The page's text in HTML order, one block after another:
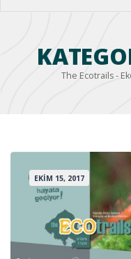
The Ecotrails -
EKIM 15, 2017